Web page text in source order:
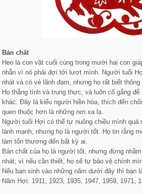
Bản chất
Heo là con vật cuối cùng trong mười hai con
nhẫn vì nó phải đợi tới lượt mình. Người tuổi
nhát và có vẻ lãnh đạm, nhưng họ rất biết
Họ thẳng tính và trung thực, và luôn cố gắng
khác. Đây là kiểu người hiền hòa, thích đến
quen thuộc hơn là những nơi xa lạ.
Người tuổi Hợi có thể tự nuông chiều mình quá
lành mạnh, nhưng họ là người tốt. Họ tin rằng
làm tổn thương đến bất kỳ ai.
Bản chất của họ là người tốt, nhưng đừng
nhát, vì nếu cần thiết, họ sẽ tự bảo vệ chính
Nếu bạn sinh vào những năm dưới đây thì bạn
Năm Hợi: 1911, 1923, 1935, 1947, 1959, 1971,